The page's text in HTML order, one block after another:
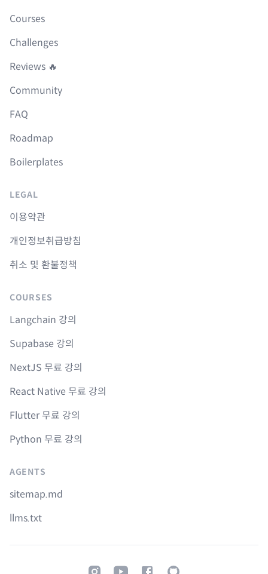
Courses
Challenges
Reviews 🔥
Community
FAQ
Roadmap
Boilerplates
LEGAL
이용약관
개인정보취급방침
취소 및 환불정책
COURSES
Langchain 강의
Supabase 강의
NextJS 무료 강의
React Native 무료 강의
Flutter 무료 강의
Python 무료 강의
AGENTS
sitemap.md
llms.txt
InstagramYoutubeFacebookGitHub